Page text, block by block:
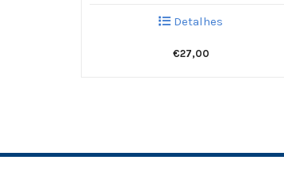
Detalhes
€27,00